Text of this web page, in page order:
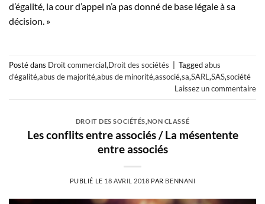
d’égalité, la cour d’appel n’a pas donné de base légale à sa
décision. »
Posté dans Droit commercial,Droit des sociétés Taggedabus
d'égalité,abus de majorité,abus de minorité,associé,sa,SARL,SAS,société
Laissez un commentaire
DROIT DES SOCIÉTÉS NON CLASSÉ
Les conflits entre associés / La mésentente
entre associés
PUBLIÉ LE 18 AVRIL 2018 PAR BENNANI